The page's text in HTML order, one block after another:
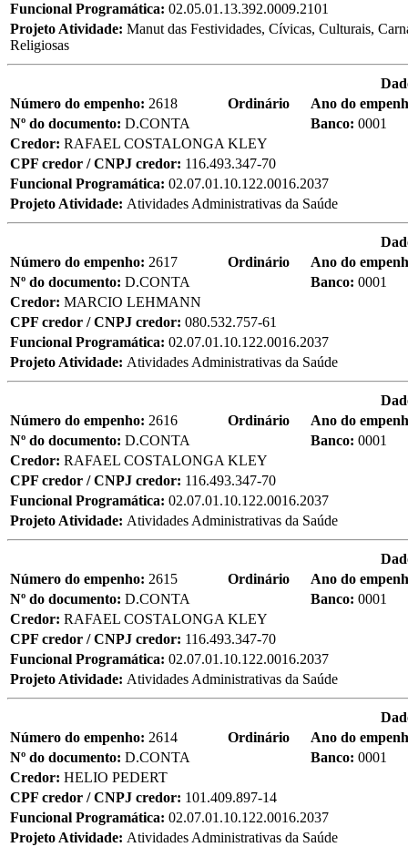
Funcional Programática: 02.05.01.13.392.0009.2101
Projeto Atividade: Manut das Festividades, Cívicas, Culturais,
Religiosas
Número do empenho: 2618 Ordinário
Ano do
Nº do documento: D.CONTA Banco: 0001
Credor: RAFAEL COSTALONGA KLEY
CPF credor / CNPJ credor: 116.493.347-70
Funcional Programática: 02.07.01.10.122.0016.2037
Projeto Atividade: Atividades Administrativas da Saúde
Número do empenho: 2617 Ordinário
Ano do
Nº do documento: D.CONTA Banco: 0001
Credor: MARCIO LEHMANN
CPF credor / CNPJ credor: 080.532.757-61
Funcional Programática: 02.07.01.10.122.0016.2037
Projeto Atividade: Atividades Administrativas da Saúde
Número do empenho: 2616 Ordinário
Ano do
Nº do documento: D.CONTA Banco: 0001
Credor: RAFAEL COSTALONGA KLEY
CPF credor / CNPJ credor: 116.493.347-70
Funcional Programática: 02.07.01.10.122.0016.2037
Projeto Atividade: Atividades Administrativas da Saúde
Número do empenho: 2615 Ordinário
Ano do
Nº do documento: D.CONTA Banco: 0001
Credor: RAFAEL COSTALONGA KLEY
CPF credor / CNPJ credor: 116.493.347-70
Funcional Programática: 02.07.01.10.122.0016.2037
Projeto Atividade: Atividades Administrativas da Saúde
Número do empenho: 2614 Ordinário
Ano do
Nº do documento: D.CONTA Banco: 0001
Credor: HELIO PEDERT
CPF credor / CNPJ credor: 101.409.897-14
Funcional Programática: 02.07.01.10.122.0016.2037
Projeto Atividade: Atividades Administrativas da Saúde